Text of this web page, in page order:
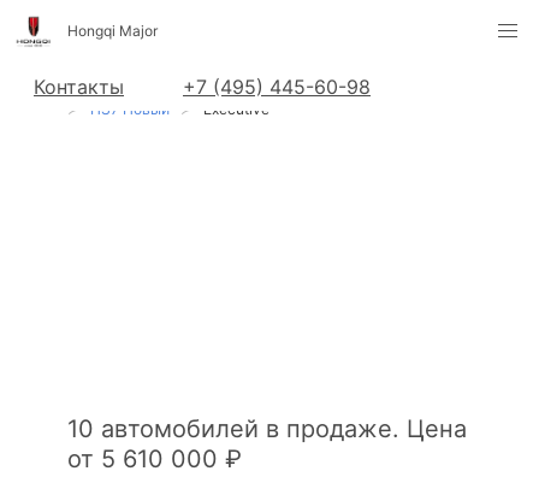
Hongqi Major
Контакты +7 (495) 445-60-98
Hongqi в Москве
Автомобили в наличии
HS7 Новый
Executive
10 автомобилей в продаже. Цена
от 5 610 000 ₽